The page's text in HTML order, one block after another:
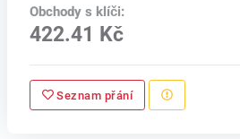
Obchody s klíči:
422.41 Kč
Seznam přání